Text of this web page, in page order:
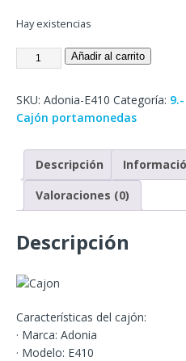
Hay existencias
Añadir al carrito
SKU: Adonia-E410 Categoría:
Cajón portamonedas
Descripción
Valoraciones (0)
Descripción
Características del cajón:
· Marca: Adonia
· Modelo: E410